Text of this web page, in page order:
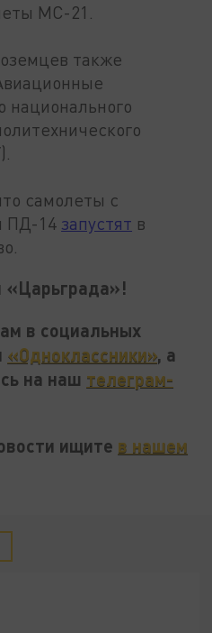
МС-21.
также
национального
самолеты с
ПД-14 запустят в
«Царьграда»!
в социальных
«Одноклассники», а
на наш телеграм-
ищите в нашем